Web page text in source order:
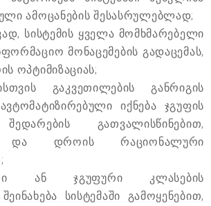
ამოცანების შესასრულებლად;
სისტემის ყველა მომხმარებელი
მონაცემების გადაცემას,
ოპტიმიზაციას;
გაკვეთილების განრიგის
იქნება ჯგუფის
გათვალისწინებით,
და დროის რაციონალური
ან ჯგუფური კლასების
სისტემაში გამოყენებით,